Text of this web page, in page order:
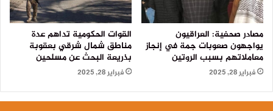
مصادر صحفية: العراقيون
يواجهون صعوبات جمة في إنجاز
معاملاتهم بسبب الروتين
فبراير 28, 2025
القوات الحكومية تداهم عدة
مناطق شمال شرقي بعقوبة
بذريعة البحث عن مسلحين
فبراير 28, 2025